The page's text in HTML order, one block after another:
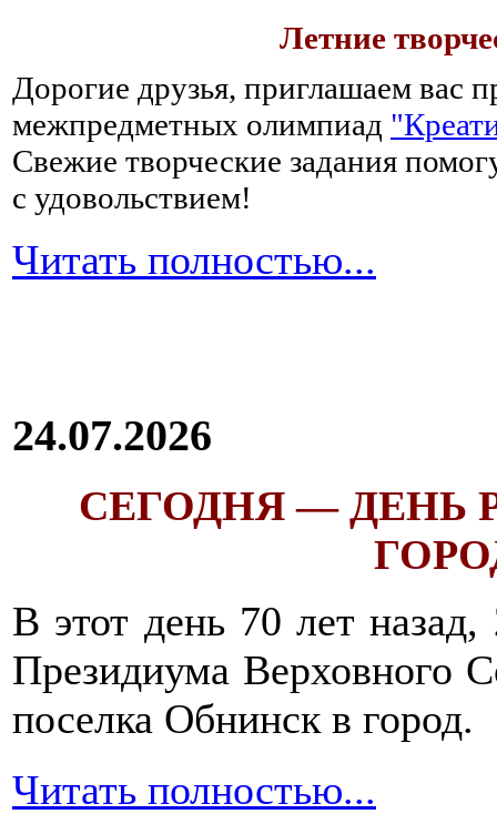
Летние
Дорогие друзья, приглашаем вас
межпредметных олимпиад
Свежие творческие задания
с удовольствием!
Читать полностью...
24.07.2026
СЕГОДНЯ — ДЕНЬ
В этот день 70 лет
Президиума Верховного
поселка Обнинск в город.
Читать полностью...